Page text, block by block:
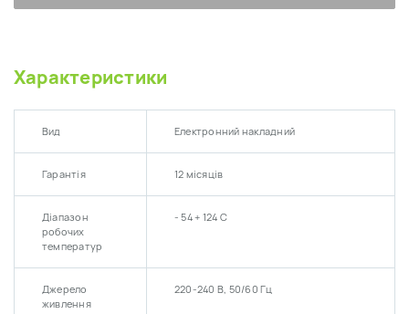
Характеристики
Вид Електронний накладний
Гарантія 12 місяців
Діапазон
робочих
температур
- 54 + 124 С
Джерело
живлення
220-240 В, 50/60 Гц